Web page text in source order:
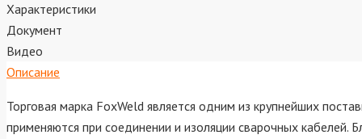
Характеристики
Документ
Видео
Описание
Торговая марка FoxWeld является одним из крупнейших
применяются при соединении и изоляции сварочных